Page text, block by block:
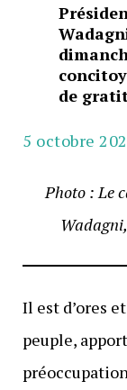
de
5 octobre
Photo : Le
Il est d’ores
peuple,